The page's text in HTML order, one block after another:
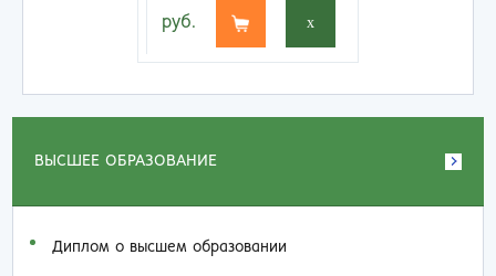
ВЫСШЕЕ ОБРАЗОВАНИЕ
Диплом о высшем образовании
руб. x